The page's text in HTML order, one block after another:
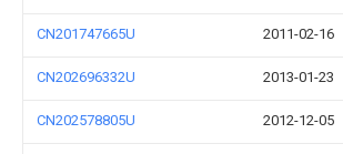
CN201747665U 2011-02-16
CN202696332U 2013-01-23
CN202578805U 2012-12-05